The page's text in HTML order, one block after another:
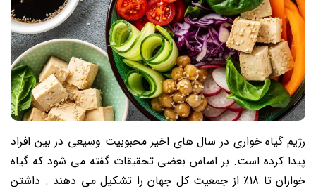
رژیم گیاه خواری در سال‌ های اخیر محبوبیت وسیعی در بین افراد
پیدا کرده است. بر اساس بعضی تحقیقات گفته می شود که گیاه
خواران تا 18٪ از جمعیت کل جهان را تشکیل می ‌دهند . داشتن